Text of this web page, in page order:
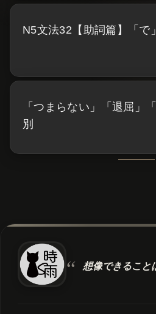
N5文法32【助詞篇】「で
「つまらない」「退屈」
別
想像できること